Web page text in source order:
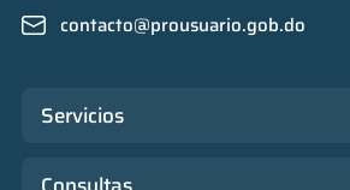
contacto@prousuario.gob.do
Servicios